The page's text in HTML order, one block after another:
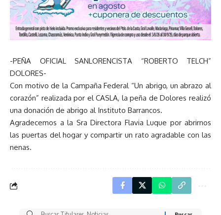
-PEÑA OFICIAL SANLORENCISTA “ROBERTO TELCH”
DOLORES-
Con motivo de la Campaña Federal “Un abrigo, un abrazo al
corazón” realizada por el CASLA, la peña de Dolores realizó
una donación de abrigo al Instituto Barrancos.
Agradecemos a la Sra Directora Flavia Luque por abrirnos
las puertas del hogar y compartir un rato agradable con las
nenas.